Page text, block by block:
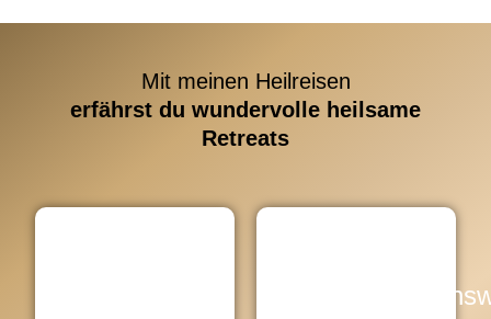
Mit meinen Heilreisen
erfährst du wundervolle heilsame
Retreats